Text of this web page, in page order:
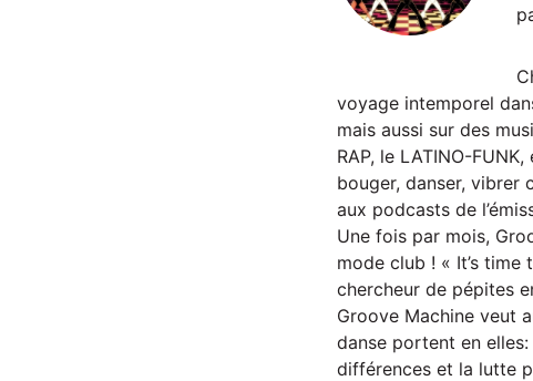
voyage intemporel
mais aussi sur des
RAP, le LATINO-
bouger, danser, vibrer
aux podcasts de
Une fois par mois,
mode club ! « It’s
chercheur de pépites
Groove Machine veut
danse portent en
différences et la lutte